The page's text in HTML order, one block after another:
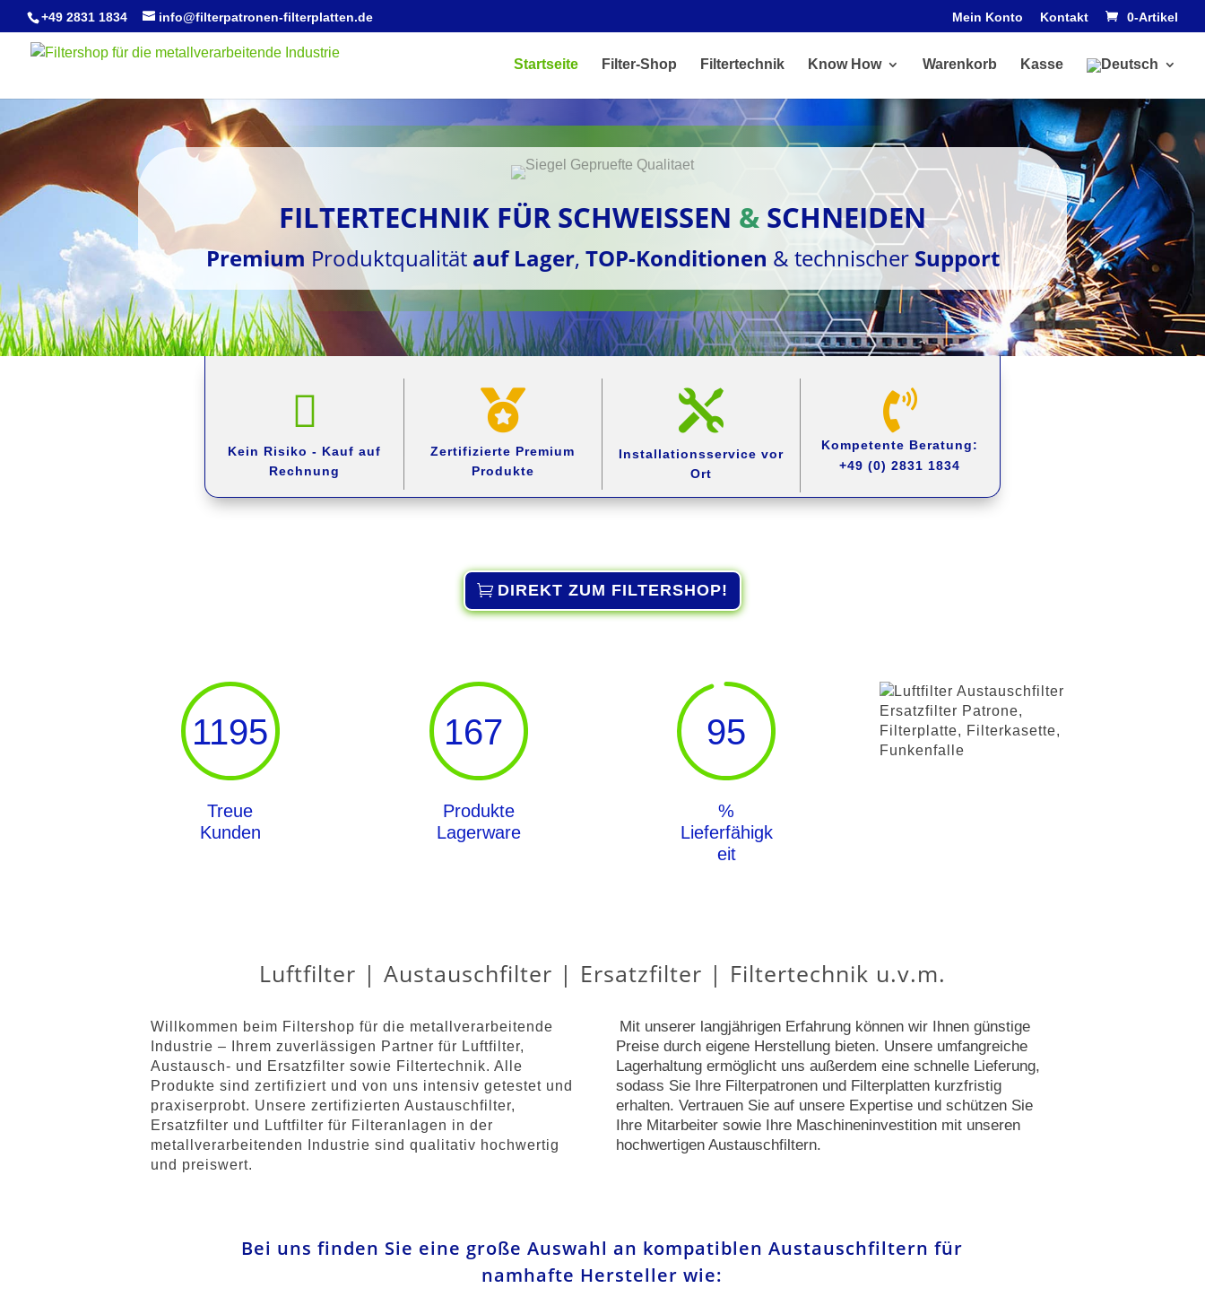
+49 2831 1834 info@filterpatronen-filterplatten.de Mein Konto Kontakt 0-Artikel
Startseite Filter-Shop Filtertechnik Know How Warenkorb Kasse
FILTERTECHNIK FÜR SCHWEISSEN & SCHNEIDEN
Premium Produktqualität auf Lager, TOP-Konditionen & technischer Support

Kein Risiko - Kauf auf
Rechnung

Zertifizierte Premium
Produkte

Installationsservice vor
Ort

Kompetente Beratung:
+49 (0) 2831 1834
DIREKT ZUM FILTERSHOP!
1195
Treue
Kunden
167
Produkte
Lagerware
95
%
Lieferfähigk
eit
Luftfilter | Austauschfilter | Ersatzfilter | Filtertechnik u.v.m.
Willkommen beim Filtershop für die metallverarbeitende
Industrie – Ihrem zuverlässigen Partner für Luftfilter,
Austausch- und Ersatzfilter sowie Filtertechnik. Alle
Produkte sind zertifiziert und von uns intensiv getestet und
praxiserprobt. Unsere zertifizierten Austauschfilter,
Ersatzfilter und Luftfilter für Filteranlagen in der
metallverarbeitenden Industrie sind qualitativ hochwertig
und preiswert.
Mit unserer langjährigen Erfahrung können wir Ihnen günstige
Preise durch eigene Herstellung bieten. Unsere umfangreiche
Lagerhaltung ermöglicht uns außerdem eine schnelle Lieferung,
sodass Sie Ihre Filterpatronen und Filterplatten kurzfristig
erhalten. Vertrauen Sie auf unsere Expertise und schützen Sie
Ihre Mitarbeiter sowie Ihre Maschineninvestition mit unseren
hochwertigen Austauschfiltern.
Bei uns finden Sie eine große Auswahl an kompatiblen Austauschfiltern für
namhafte Hersteller wie: